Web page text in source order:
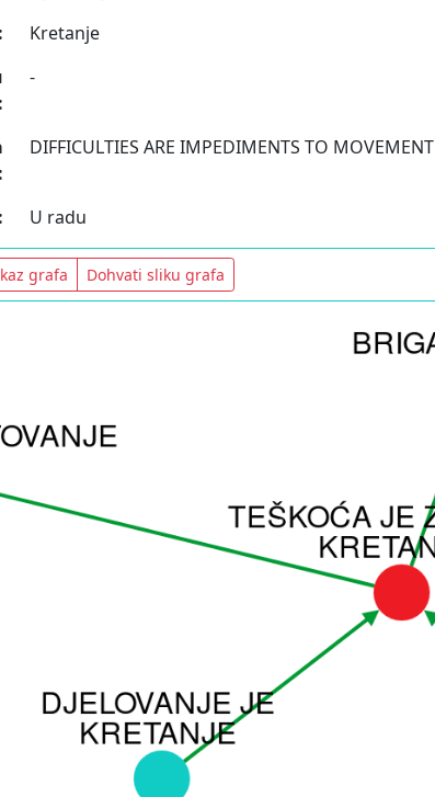
Kretanje
-
DIFFICULTIES ARE IMPEDIMENTS TO MOVEMENT
U radu
grafa Dohvati sliku grafa